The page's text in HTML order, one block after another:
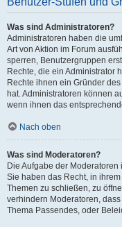
Was sind Administratoren?
Administratoren haben die
Art von Aktion im Forum
sperren, Benutzergruppen
Rechte, die ein Administrator
Rechte ihnen ein Gründer
hat. Administratoren können
wenn ihnen das
Nach oben
Was sind Moderatoren?
Die Aufgabe der
Sie haben das Recht, in
Themen zu schließen, zu
verhindern Moderatoren, dass
Thema Passendes, oder